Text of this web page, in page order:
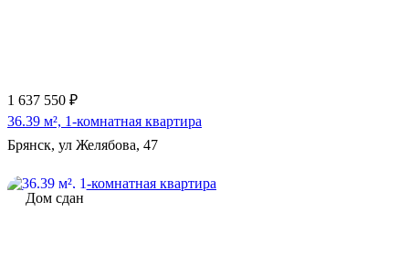
1 637 550 ₽
36.39 м², 1-комнатная квартира
Брянск, ул Желябова, 47
Дом сдан